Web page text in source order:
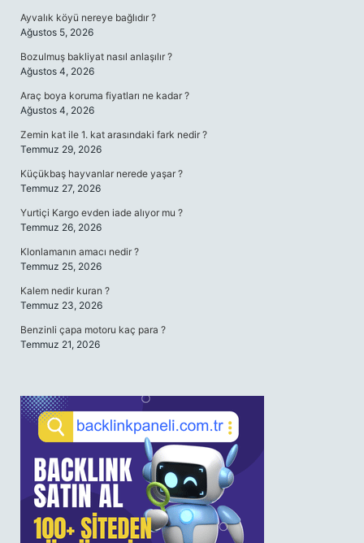
Ayvalık köyü nereye bağlıdır ?
Ağustos 5, 2026
Bozulmuş bakliyat nasıl anlaşılır ?
Ağustos 4, 2026
Araç boya koruma fiyatları ne kadar ?
Ağustos 4, 2026
Zemin kat ile 1. kat arasındaki fark nedir ?
Temmuz 29, 2026
Küçükbaş hayvanlar nerede yaşar ?
Temmuz 27, 2026
Yurtiçi Kargo evden iade alıyor mu ?
Temmuz 26, 2026
Klonlamanın amacı nedir ?
Temmuz 25, 2026
Kalem nedir kuran ?
Temmuz 23, 2026
Benzinli çapa motoru kaç para ?
Temmuz 21, 2026